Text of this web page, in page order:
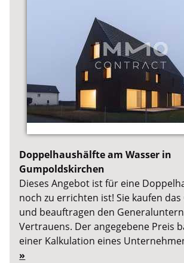
Doppelhaushälfte am Wasser in
Gumpoldskirchen
Dieses Angebot ist für eine
noch zu errichten ist! Sie kaufen
und beauftragen den
Vertrauens. Der angegebene Preis
einer Kalkulation eines
»